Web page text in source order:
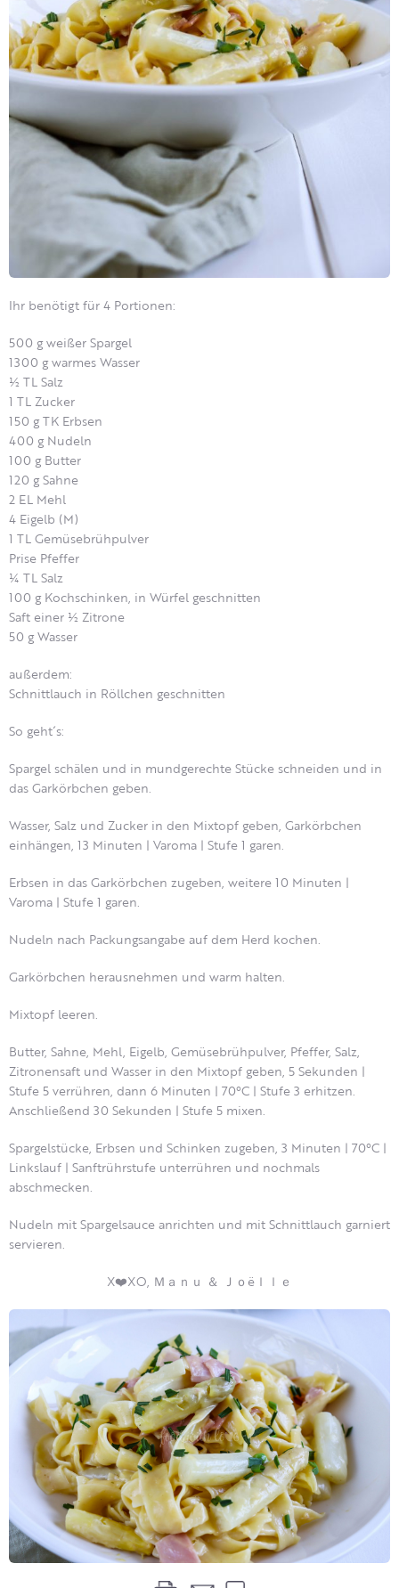
Ihr benötigt für 4 Portionen:
500 g weißer Spargel
1300 g warmes Wasser
½ TL Salz
1 TL Zucker
150 g TK Erbsen
400 g Nudeln
100 g Butter
120 g Sahne
2 EL Mehl
4 Eigelb (M)
1 TL Gemüsebrühpulver
Prise Pfeffer
¼ TL Salz
100 g Kochschinken, in Würfel geschnitten
Saft einer ½ Zitrone
50 g Wasser
außerdem:
Schnittlauch in Röllchen geschnitten
So geht´s:
Spargel schälen und in mundgerechte Stücke schneiden und in
das Garkörbchen geben.
Wasser, Salz und Zucker in den Mixtopf geben, Garkörbchen
einhängen, 13 Minuten | Varoma | Stufe 1 garen.
Erbsen in das Garkörbchen zugeben, weitere 10 Minuten |
Varoma | Stufe 1 garen.
Nudeln nach Packungsangabe auf dem Herd kochen.
Garkörbchen herausnehmen und warm halten.
Mixtopf leeren.
Butter, Sahne, Mehl, Eigelb, Gemüsebrühpulver, Pfeffer, Salz,
Zitronensaft und Wasser in den Mixtopf geben, 5 Sekunden |
Stufe 5 verrühren, dann 6 Minuten | 70°C | Stufe 3 erhitzen.
Anschließend 30 Sekunden | Stufe 5 mixen.
Spargelstücke, Erbsen und Schinken zugeben, 3 Minuten | 70°C |
Linkslauf | Sanftrührstufe unterrühren und nochmals
abschmecken.
Nudeln mit Spargelsauce anrichten und mit Schnittlauch garniert
servieren.
X❤️XO, Ｍａｎｕ ＆ Ｊｏëｌｌｅ